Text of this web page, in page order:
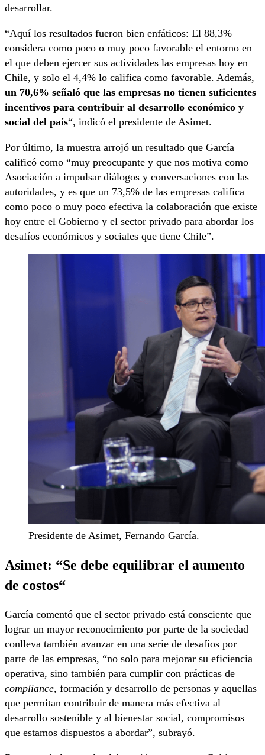
desarrollar.
“Aquí los resultados fueron bien enfáticos: El 88,3%
considera como poco o muy poco favorable el entorno en
el que deben ejercer sus actividades las empresas hoy en
Chile, y solo el 4,4% lo califica como favorable. Además,
un 70,6% señaló que las empresas no tienen suficientes
incentivos para contribuir al desarrollo económico y
social del país“, indicó el presidente de Asimet.
Por último, la muestra arrojó un resultado que García
calificó como “muy preocupante y que nos motiva como
Asociación a impulsar diálogos y conversaciones con las
autoridades, y es que un 73,5% de las empresas califica
como poco o muy poco efectiva la colaboración que existe
hoy entre el Gobierno y el sector privado para abordar los
desafíos económicos y sociales que tiene Chile”.
Presidente de Asimet, Fernando García.
Asimet: “Se debe equilibrar el aumento
de costos“
García comentó que el sector privado está consciente que
lograr un mayor reconocimiento por parte de la sociedad
conlleva también avanzar en una serie de desafíos por
parte de las empresas, “no solo para mejorar su eficiencia
operativa, sino también para cumplir con prácticas de
compliance, formación y desarrollo de personas y aquellas
que permitan contribuir de manera más efectiva al
desarrollo sostenible y al bienestar social, compromisos
que estamos dispuestos a abordar”, subrayó.